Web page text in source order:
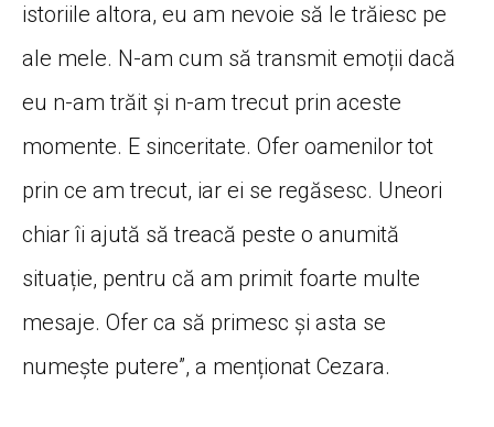
istoriile altora, eu am nevoie să le trăiesc pe
ale mele. N-am cum să transmit emoții dacă
eu n-am trăit și n-am trecut prin aceste
momente. E sinceritate. Ofer oamenilor tot
prin ce am trecut, iar ei se regăsesc. Uneori
chiar îi ajută să treacă peste o anumită
situație, pentru că am primit foarte multe
mesaje. Ofer ca să primesc și asta se
numește putere”, a menționat Cezara.